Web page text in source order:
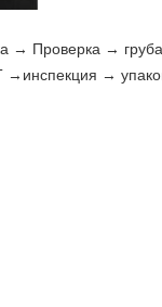
→ Проверка →
→